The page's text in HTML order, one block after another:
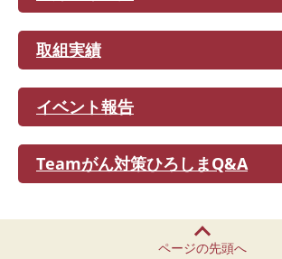
取組実績
イベント報告
Teamがん対策ひろしまQ&A
ページの先頭へ